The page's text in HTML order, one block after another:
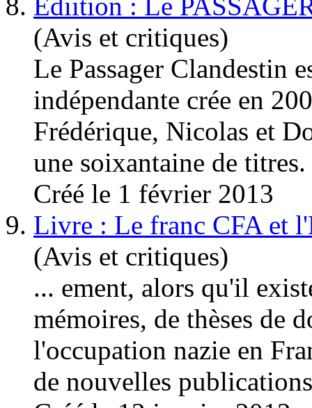
(Avis et critiques)
Le Passager Clandestin
indépendante crée en
Frédérique, Nicolas et
une soixantaine de
Créé le 1 février 2013
9. Livre : Le franc CFA et
(Avis et critiques)
... ement, alors qu'il
mémoires, de thèses de
l'occupation nazie en
de nouvelles